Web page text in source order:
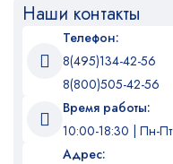
Наши контакты
Телефон:
8(495)134-42-56
8(800)505-42-56
Время работы:
10:00-18:30 | Пн-Пт
Адрес: